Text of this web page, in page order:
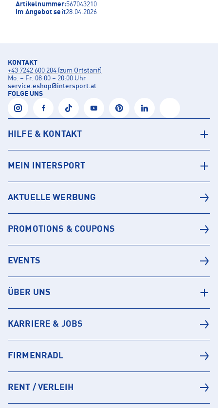
Artikelnummer:567043210
Im Angebot seit28.04.2026
KONTAKT
+43 7242 600 204 (zum Ortstarif)
Mo. – Fr. 08:00 – 20:00 Uhr
service.eshop@intersport.at
FOLGE UNS
HILFE & KONTAKT
MEIN INTERSPORT
AKTUELLE WERBUNG
PROMOTIONS & COUPONS
EVENTS
ÜBER UNS
KARRIERE & JOBS
FIRMENRADL
RENT / VERLEIH